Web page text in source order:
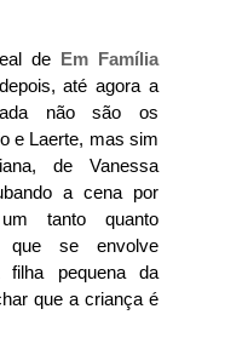
de Em Família
até agora a
não são os
e Laerte, mas sim
de Vanessa
a cena por
tanto quanto
que se envolve
filha pequena da
que a criança é